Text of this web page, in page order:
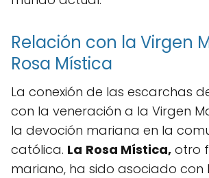
Relación con la Virgen
Rosa Mística
La conexión de las escarchas
con la veneración a la Virgen
la devoción mariana en la
católica. La Rosa Mística, otro
mariano, ha sido asociado con